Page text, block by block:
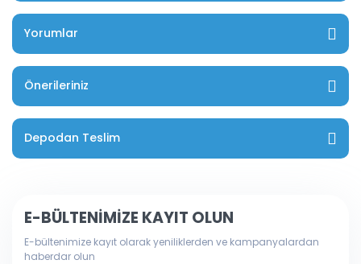
Yorumlar
Önerileriniz
Depodan Teslim
E-BÜLTENİMİZE KAYIT OLUN
E-bültenimize kayıt olarak yeniliklerden ve kampanyalardan
haberdar olun